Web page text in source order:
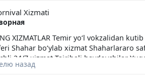
Любой софт для текстильного,
AutoCAD Plant 3D, AutoCAD Map 3D,
AutoCAD MEP, Inventor Pro,
CorelDraw, Линейка
PowerSHAPE, Pinnacle Studio
все программы полноценно
Xizmati
XIZMATLAR Temir yo‘l vokzalidan
Shahar bo‘ylab xizmat Shaharlararo
24/7 xizmat Tajribali haydovchilar
назад